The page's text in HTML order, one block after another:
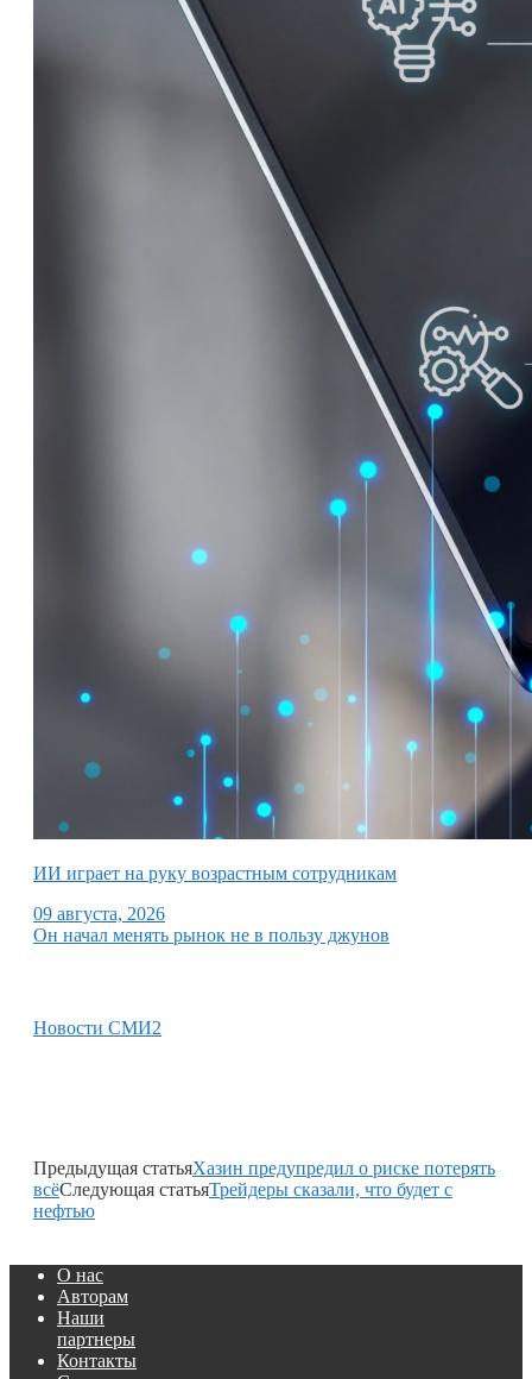
ИИ играет на руку возрастным сотрудникам
09 августа, 2026
Он начал менять рынок не в пользу джунов
Новости СМИ2
Предыдущая статьяХазин предупредил о риске потерять
всёСледующая статьяТрейдеры сказали, что будет с
нефтью
О нас
Авторам
Наши
партнеры
Контакты